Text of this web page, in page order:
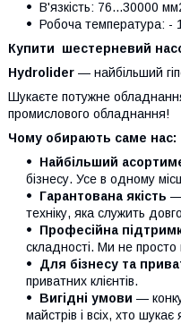
В'язкість: 76...30000
Робоча температура: -
Купити
шестерневий
Hydrolider — найбільший
Шукаєте потужне
промислового обладнання!
Чому обирають саме нас:
Найбільший
бізнесу. Усе в одному
Гарантована якість —
техніку, яка служить
Професійна
складності. Ми не
Для бізнесу та
приватних клієнтів.
Вигідні умови —
майстрів і всіх, хто шукає